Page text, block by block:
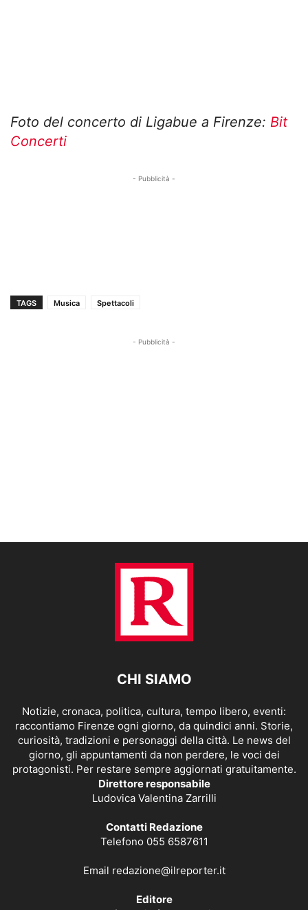
Foto del concerto di Ligabue a Firenze: Bit
Concerti
- Pubblicità -
TAGS Musica Spettacoli
- Pubblicità -
CHI SIAMO
Notizie, cronaca, politica, cultura, tempo libero, eventi:
raccontiamo Firenze ogni giorno, da quindici anni. Storie,
curiosità, tradizioni e personaggi della città. Le news del
giorno, gli appuntamenti da non perdere, le voci dei
protagonisti. Per restare sempre aggiornati gratuitamente.
Direttore responsabile
Ludovica Valentina Zarrilli
Contatti Redazione
Telefono 055 6587611
Email redazione@ilreporter.it
Editore